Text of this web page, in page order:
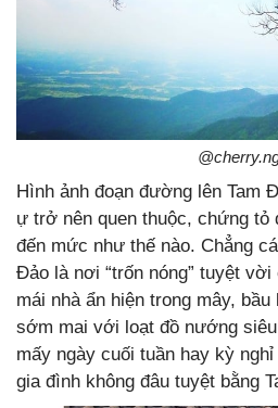
Hình ảnh đoạn đường lên Tam
ự trở nên quen thuộc, chứng tỏ
đến mức như thế nào. Chẳng
Đảo là nơi “trốn nóng” tuyệt
mái nhà ẩn hiện trong mây,
sớm mai với loạt đồ nướng siêu
mấy ngày cuối tuần hay kỳ
gia đình không đâu tuyệt bằng